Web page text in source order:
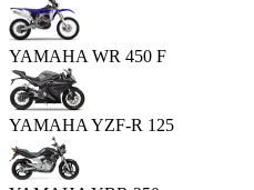
YAMAHA WR 450 F
YAMAHA YZF-R 125